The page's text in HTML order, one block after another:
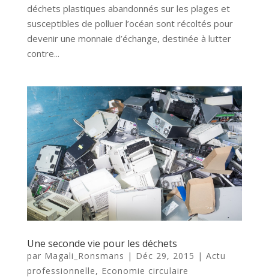
déchets plastiques abandonnés sur les plages et
susceptibles de polluer l’océan sont récoltés pour
devenir une monnaie d’échange, destinée à lutter
contre...
Une seconde vie pour les déchets
par Magali_Ronsmans | Déc 29, 2015 | Actu
professionnelle, Economie circulaire